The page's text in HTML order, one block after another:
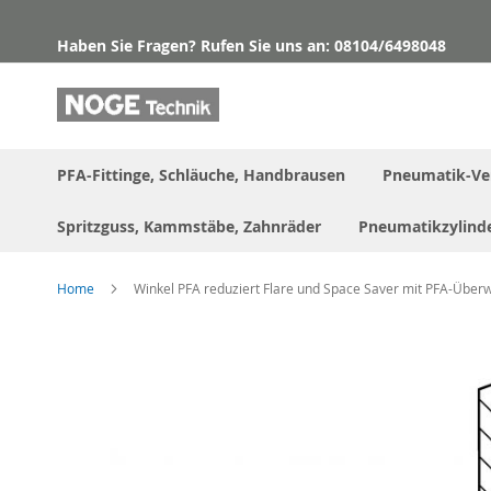
zum
Inhalt
Haben Sie Fragen? Rufen Sie uns an: 08104/6498048
PFA-Fittinge, Schläuche, Handbrausen
Pneumatik-
Spritzguss, Kammstäbe, Zahnräder
Home Winkel PFA reduziert Flare und Space Saver mit PFA-